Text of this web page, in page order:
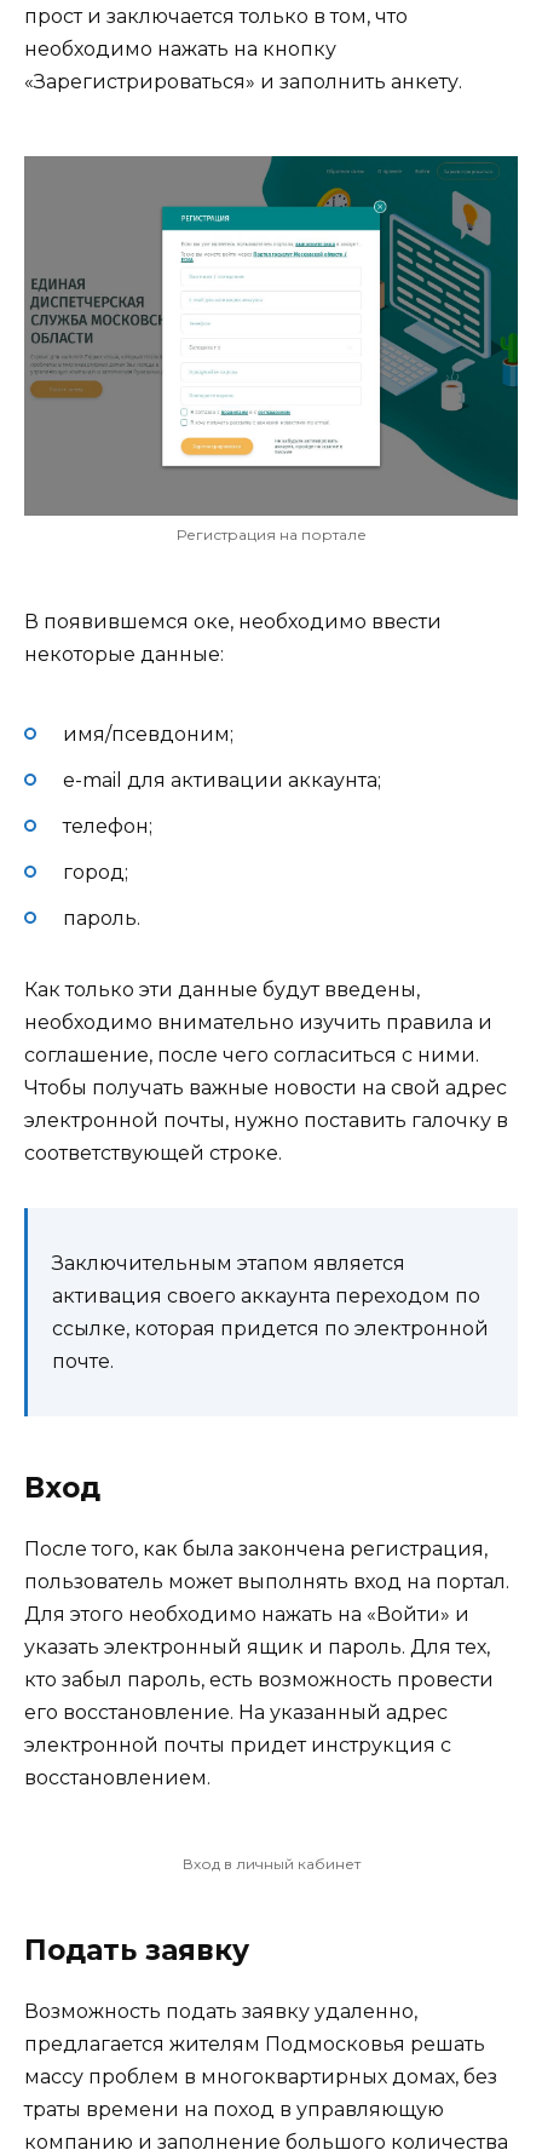
прост и заключается только в том, что
необходимо нажать на кнопку
«Зарегистрироваться» и заполнить анкету.
Регистрация на портале
В появившемся оке, необходимо ввести
некоторые данные:
имя/псевдоним;
e-mail для активации аккаунта;
телефон;
город;
пароль.
Как только эти данные будут введены,
необходимо внимательно изучить правила и
соглашение, после чего согласиться с ними.
Чтобы получать важные новости на свой адрес
электронной почты, нужно поставить галочку в
соответствующей строке.
Заключительным этапом является
активация своего аккаунта переходом по
ссылке, которая придется по электронной
почте.
Вход
После того, как была закончена регистрация,
пользователь может выполнять вход на портал.
Для этого необходимо нажать на «Войти» и
указать электронный ящик и пароль. Для тех,
кто забыл пароль, есть возможность провести
его восстановление. На указанный адрес
электронной почты придет инструкция с
восстановлением.
Вход в личный кабинет
Подать заявку
Возможность подать заявку удаленно,
предлагается жителям Подмосковья решать
массу проблем в многоквартирных домах, без
траты времени на поход в управляющую
компанию и заполнение большого количества